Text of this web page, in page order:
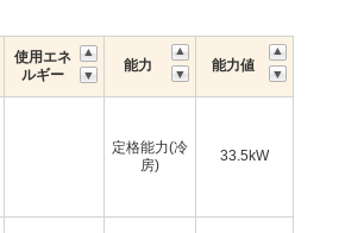
使用エネ
ルギー
能力 能力値
定格能力(冷
房)
33.5kW